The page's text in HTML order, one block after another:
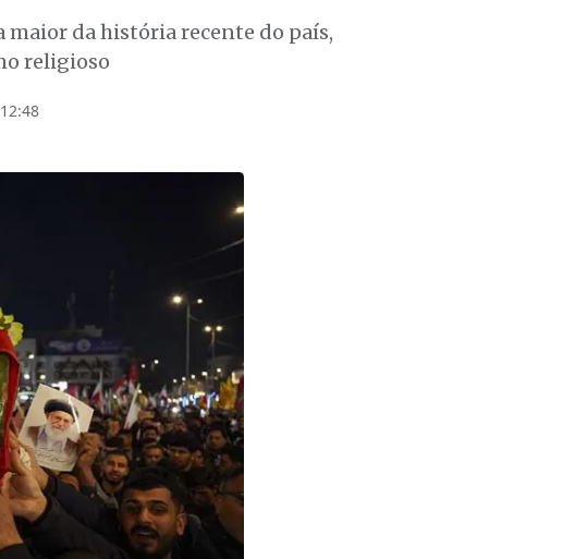
da história recente do país,
religioso